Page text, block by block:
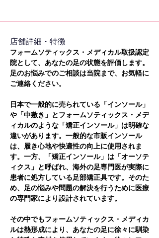
​店舗詳細・特徴
フォームソティックス・メディカル取扱認定
院として、あなたの足の状態を評価します。
足のお悩みでのご相談は当院まで、お気軽に
ご連絡ください。
日本で一般的に売られている「インソール」
や「中敷き」とフォームソティックス・メデ
ィカルのような「矯正インソール」は明確な
違いがあります。一般的な市販インソール
は、履き心地や快適性の向上に使用されま
す。一方、「矯正インソール」は「オーソテ
ィクス」と呼ばれ、海外の足専門医が実際に
患者に処方している足部矯正具です。そのた
め、足の悩みや問題の解決を行うために医療
の専門家により設計されています。
その中でもフォームソティックス・メディカ
ルは熱形成により、あなたの足に徐々に馴染